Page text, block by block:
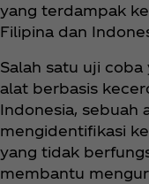
yang terdampak
Filipina dan
Salah satu uji
alat berbasis
Indonesia, sebuah
mengidentifikasi
yang tidak
membantu